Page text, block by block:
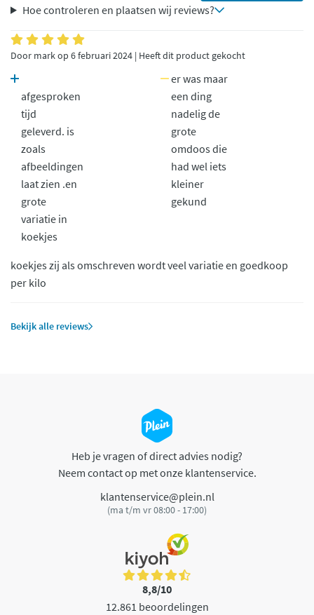
Hoe controleren en plaatsen wij reviews?
Door mark op 6 februari 2024 | Heeft dit product gekocht
afgesproken
tijd
geleverd. is
zoals
afbeeldingen
laat zien .en
grote
variatie in
koekjes
er was maar
een ding
nadelig de
grote
omdoos die
had wel iets
kleiner
gekund
koekjes zij als omschreven wordt veel variatie en goedkoop
per kilo
Bekijk alle reviews
Heb je vragen of direct advies nodig?
Neem contact op met onze klantenservice.
klantenservice@plein.nl
(ma t/m vr 08:00 - 17:00)
8,8/10
12.861 beoordelingen